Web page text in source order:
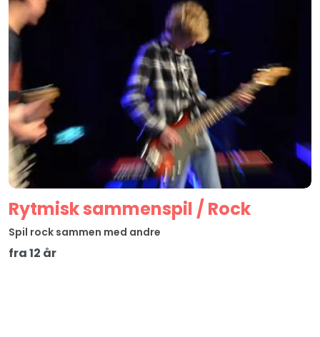
Rytmisk sammenspil / Rock
Spil rock sammen med andre
fra 12 år